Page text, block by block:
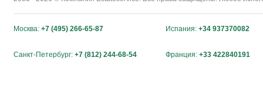
Москва: +7 (495) 266-65-87 Испания: +34 937370082
Санкт-Петербург: +7 (812) 244-68-54 Франция: +33 422840191